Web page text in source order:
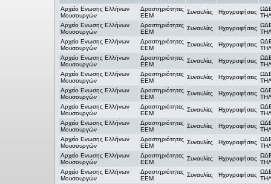
Αρχείο Ενωσης Ελλήνων
Μουσουργών
Δραστηριότητες
ΕΕΜ
Συναυλίες Ηχογραφήσεις
Αρχείο Ενωσης Ελλήνων
Μουσουργών
Δραστηριότητες
ΕΕΜ
Συναυλίες Ηχογραφήσεις
Αρχείο Ενωσης Ελλήνων
Μουσουργών
Δραστηριότητες
ΕΕΜ
Συναυλίες Ηχογραφήσεις
Αρχείο Ενωσης Ελλήνων
Μουσουργών
Δραστηριότητες
ΕΕΜ
Συναυλίες Ηχογραφήσεις
Αρχείο Ενωσης Ελλήνων
Μουσουργών
Δραστηριότητες
ΕΕΜ
Συναυλίες Ηχογραφήσεις
Αρχείο Ενωσης Ελλήνων
Μουσουργών
Δραστηριότητες
ΕΕΜ
Συναυλίες Ηχογραφήσεις
Αρχείο Ενωσης Ελλήνων
Μουσουργών
Δραστηριότητες
ΕΕΜ
Συναυλίες Ηχογραφήσεις
Αρχείο Ενωσης Ελλήνων
Μουσουργών
Δραστηριότητες
ΕΕΜ
Συναυλίες Ηχογραφήσεις
Αρχείο Ενωσης Ελλήνων
Μουσουργών
Δραστηριότητες
ΕΕΜ
Συναυλίες Ηχογραφήσεις
Αρχείο Ενωσης Ελλήνων
Μουσουργών
Δραστηριότητες
ΕΕΜ
Συναυλίες Ηχογραφήσεις
Αρχείο Ενωσης Ελλήνων
Μουσουργών
Δραστηριότητες
ΕΕΜ
Συναυλίες Ηχογραφήσεις